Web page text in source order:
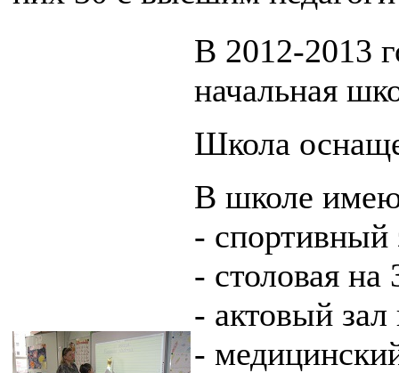
В 2012-2013
начальная
Школа
В школе
-
- столовая
- актовый
-